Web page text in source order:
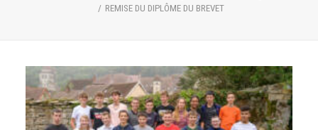
REMISE DU DIPLÔME DU BREVET